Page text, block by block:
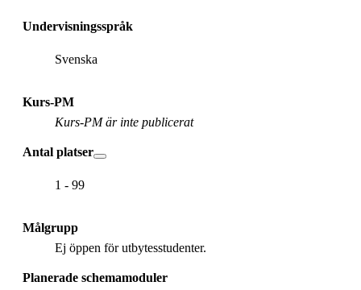
Undervisningsspråk
Svenska
Kurs-PM
Kurs-PM är inte publicerat
Antal platser
1 - 99
Målgrupp
Ej öppen för utbytesstudenter.
Planerade schemamoduler